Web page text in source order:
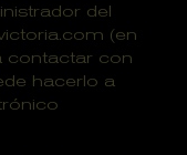
del
(en
contactar con
hacerlo a